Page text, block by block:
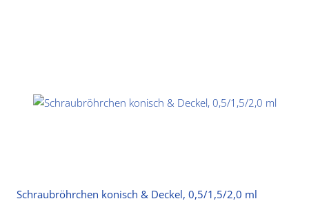
Schraubröhrchen konisch & Deckel, 0,5/1,5/2,0 ml